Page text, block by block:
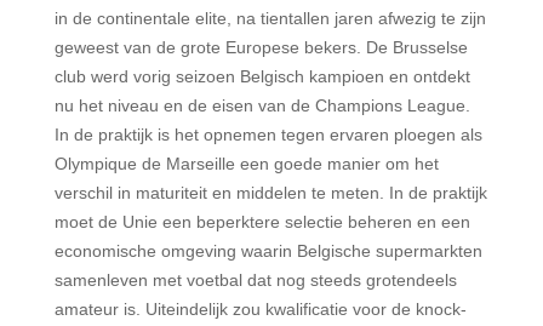
in de continentale elite, na tientallen jaren afwezig te zijn
geweest van de grote Europese bekers. De Brusselse
club werd vorig seizoen Belgisch kampioen en ontdekt
nu het niveau en de eisen van de Champions League.
In de praktijk is het opnemen tegen ervaren ploegen als
Olympique de Marseille een goede manier om het
verschil in maturiteit en middelen te meten. In de praktijk
moet de Unie een beperktere selectie beheren en een
economische omgeving waarin Belgische supermarkten
samenleven met voetbal dat nog steeds grotendeels
amateur is. Uiteindelijk zou kwalificatie voor de knock-